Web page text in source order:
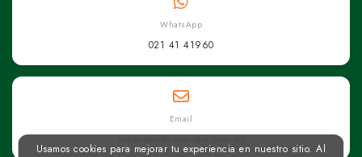
WhatsApp
021 41 41960
Email
superseis@superseis.com.py
Usamos cookies para mejorar tu experiencia en nuestro sitio. Al